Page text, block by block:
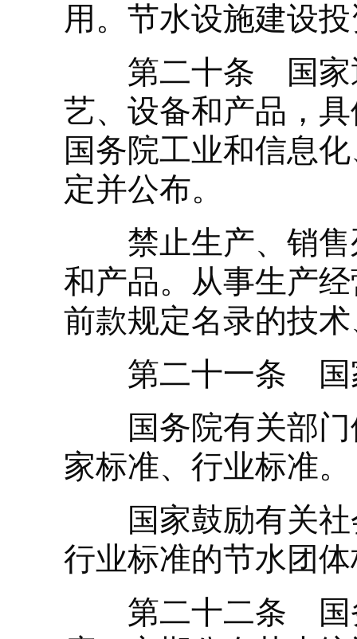
用。节水设施建设
第二十条 国家逐
艺、设备和产品，
国务院工业和信息
定并公布。
禁止生产、销售
和产品。从事生产
前款规定名录的技
第二十一条 国家
国务院有关部门
家标准、行业标准。
国家鼓励有关社
行业标准的节水团
第二十二条 国务